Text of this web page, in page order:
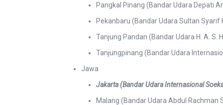
Pangkal Pinang (Bandar Udara Depati
Pekanbaru (Bandar Udara Sultan Syarif
Tanjung Pandan (Bandar Udara H. A. S.
Tanjungpinang (Bandar Udara
Jawa
Jakarta(Bandar Udara Internasional
Malang (Bandar Udara Abdul Rachman